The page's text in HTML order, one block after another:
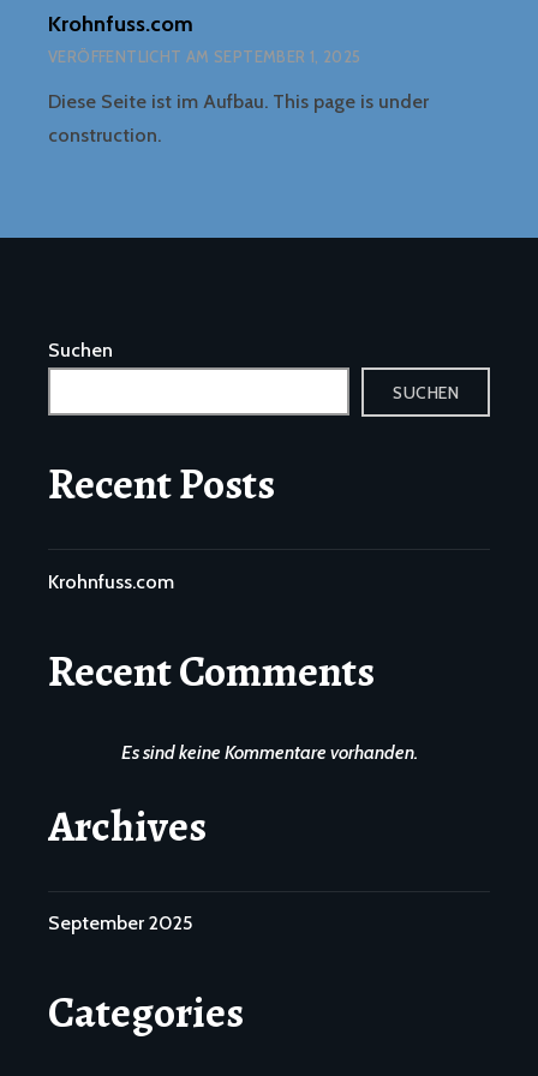
Krohnfuss.com
VERÖFFENTLICHT AM SEPTEMBER 1, 2025
Diese Seite ist im Aufbau. This page is under
construction.
Suchen
SUCHEN
Recent Posts
Krohnfuss.com
Recent Comments
Es sind keine Kommentare vorhanden.
Archives
September 2025
Categories